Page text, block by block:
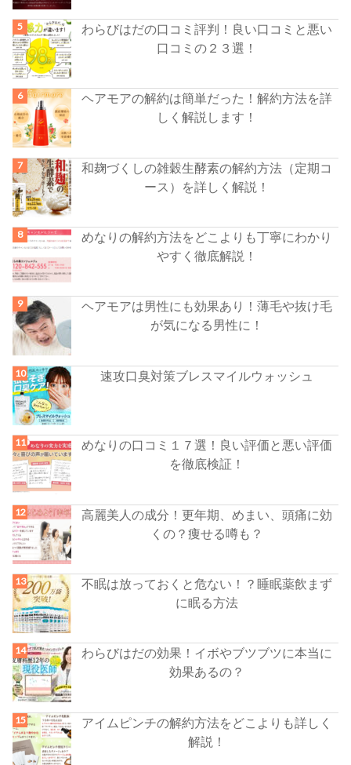
わらびはだの口コミ評判！良い口コミと悪い
口コミの２３選！
ヘアモアの解約は簡単だった！解約方法を詳
しく解説します！
和麹づくしの雑穀生酵素の解約方法（定期コ
ース）を詳しく解説！
めなりの解約方法をどこよりも丁寧にわかり
やすく徹底解説！
ヘアモアは男性にも効果あり！薄毛や抜け毛
が気になる男性に！
速攻口臭対策ブレスマイルウォッシュ
めなりの口コミ１７選！良い評価と悪い評価
を徹底検証！
高麗美人の成分！更年期、めまい、頭痛に効
くの？痩せる噂も？
不眠は放っておくと危ない！？睡眠薬飲まず
に眠る方法
わらびはだの効果！イボやブツブツに本当に
効果あるの？
アイムピンチの解約方法をどこよりも詳しく
解説！